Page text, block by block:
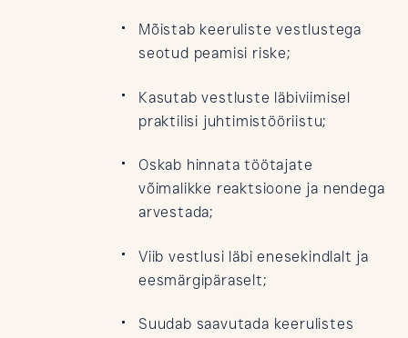
Mõistab keeruliste vestlustega
seotud peamisi riske;
Kasutab vestluste läbiviimisel
praktilisi juhtimistööriistu;
Oskab hinnata töötajate
võimalikke reaktsioone ja nendega
arvestada;
Viib vestlusi läbi enesekindlalt ja
eesmärgipäraselt;
Suudab saavutada keerulistes